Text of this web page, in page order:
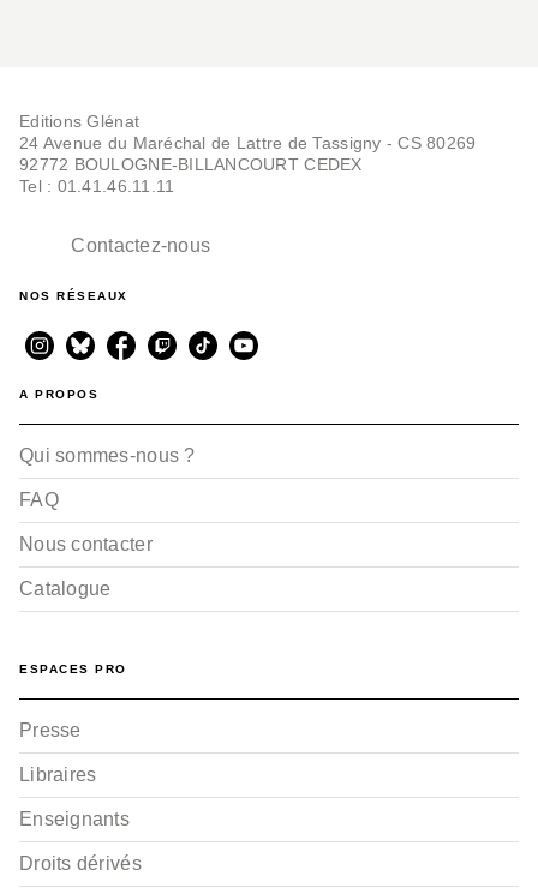
Editions Glénat
24 Avenue du Maréchal de Lattre de Tassigny - CS 80269
92772 BOULOGNE-BILLANCOURT CEDEX
Tel : 01.41.46.11.11
Contactez-nous
NOS RÉSEAUX
A PROPOS
Qui sommes-nous ?
FAQ
Nous contacter
Catalogue
ESPACES PRO
Presse
Libraires
Enseignants
Droits dérivés